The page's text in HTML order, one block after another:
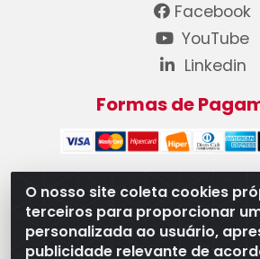
O nosso site coleta cookies
terceiros para proporcionar
personalizada ao usuário,
publicidade relevante de
Facebook
YouTube
Linkedin
Formas de
WB Componentes Automotivos
08.528.393/0001-12 - Rua do
Oeste Industrial, Goiânia/GO -